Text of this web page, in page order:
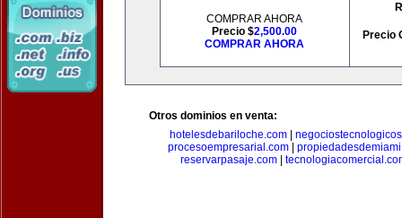
COMPRAR AHORA
Precio $2,500.00
COMPRAR AHORA
Precio
Otros dominios en venta:
hotelesdebariloche.com
procesoempresarial.com|
reservarpasaje.com